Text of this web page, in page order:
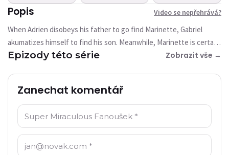
Zkusit znovu
Popis Video se nepřehrává?
When Adrien disobeys his father to go find Marinette, Gabriel
akumatizes himself to find his son. Meanwhile, Marinette is certain
that Adrien is looking for her. Thinking she's joining the boy she
for.
Epizody této série Zobrazit vše →
Zanechat komentář
Jméno: *
E-mail: *